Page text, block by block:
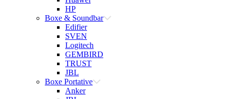
HP
Boxe & Soundbar
Edifier
SVEN
Logitech
GEMBIRD
TRUST
JBL
Boxe Portative
Anker